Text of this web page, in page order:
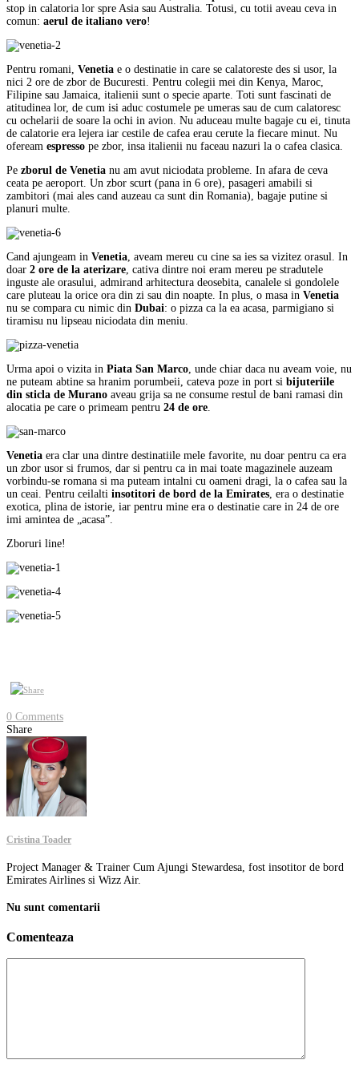
stop in calatoria lor spre Asia sau Australia. Totusi, cu totii aveau ceva in
comun: aerul de italiano vero!
Pentru romani, Venetia e o destinatie in care se calatoreste des si usor, la
nici 2 ore de zbor de Bucuresti. Pentru colegii mei din Kenya, Maroc,
Filipine sau Jamaica, italienii sunt o specie aparte. Toti sunt fascinati de
atitudinea lor, de cum isi aduc costumele pe umeras sau de cum calatoresc
cu ochelarii de soare la ochi in avion. Nu aduceau multe bagaje cu ei, tinuta
de calatorie era lejera iar cestile de cafea erau cerute la fiecare minut. Nu
ofeream espresso pe zbor, insa italienii nu faceau nazuri la o cafea clasica.
Pe zborul de Venetia nu am avut niciodata probleme. In afara de ceva
ceata pe aeroport. Un zbor scurt (pana in 6 ore), pasageri amabili si
zambitori (mai ales cand auzeau ca sunt din Romania), bagaje putine si
planuri multe.
Cand ajungeam in Venetia, aveam mereu cu cine sa ies sa vizitez orasul. In
doar 2 ore de la aterizare, cativa dintre noi eram mereu pe stradutele
inguste ale orasului, admirand arhitectura deosebita, canalele si gondolele
care pluteau la orice ora din zi sau din noapte. In plus, o masa in Venetia
nu se compara cu nimic din Dubai: o pizza ca la ea acasa, parmigiano si
tiramisu nu lipseau niciodata din meniu.
Urma apoi o vizita in Piata San Marco, unde chiar daca nu aveam voie, nu
ne puteam abtine sa hranim porumbeii, cateva poze in port si bijuteriile
din sticla de Murano aveau grija sa ne consume restul de bani ramasi din
alocatia pe care o primeam pentru 24 de ore.
Venetia era clar una dintre destinatiile mele favorite, nu doar pentru ca era
un zbor usor si frumos, dar si pentru ca in mai toate magazinele auzeam
vorbindu-se romana si ma puteam intalni cu oameni dragi, la o cafea sau la
un ceai. Pentru ceilalti insotitori de bord de la Emirates, era o destinatie
exotica, plina de istorie, iar pentru mine era o destinatie care in 24 de ore
imi amintea de „acasa”.
Zboruri line!
0 Comments
Share
Cristina Toader
Project Manager & Trainer Cum Ajungi Stewardesa, fost insotitor de bord
Emirates Airlines si Wizz Air.
Nu sunt comentarii
Comenteaza